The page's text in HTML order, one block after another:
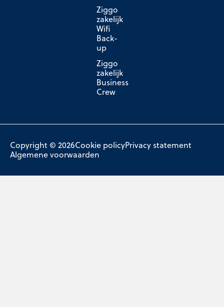
Ziggo
zakelijk
Wifi
Back-
up
Ziggo
zakelijk
Business
Crew
Copyright © 2026Cookie policyPrivacy statement
Algemene voorwaarden